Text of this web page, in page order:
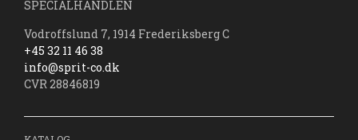
SPECIALHANDLEN
Vodroffslund 7, 1914 Frederiksberg C
+45 32 11 46 38
info@sprit-co.dk
CVR 28846819